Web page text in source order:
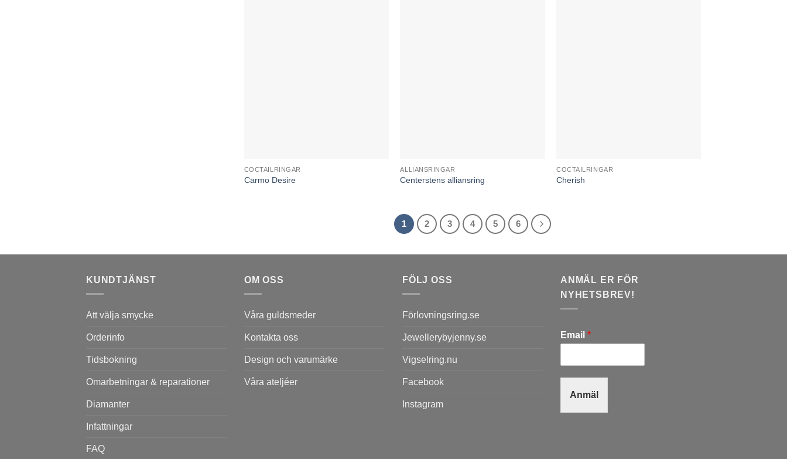
COCTAILRINGAR
Carmo Desire
ALLIANSRINGAR
Centerstens alliansring
COCTAILRINGAR
Cherish
1 2 3 4 5 6
KUNDTJÄNST
Att välja smycke
Orderinfo
Tidsbokning
Omarbetningar & reparationer
Diamanter
Infattningar
FAQ
OM OSS
Våra guldsmeder
Kontakta oss
Design och varumärke
Våra ateljéer
FÖLJ OSS
Förlovningsring.se
Jewellerybyjenny.se
Vigselring.nu
Facebook
Instagram
ANMÄL ER FÖR
NYHETSBREV!
Email *
Anmäl